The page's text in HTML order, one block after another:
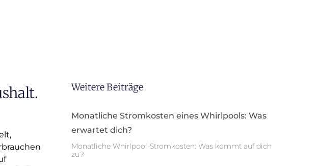
Weitere Beiträge
Monatliche Stromkosten eines Whirlpools: Was
erwartet dich?
Monatliche Whirlpool-Stromkosten: Was kommt auf dich
zu?